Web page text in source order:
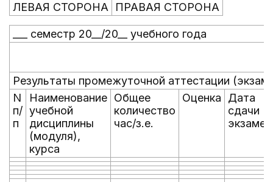
ЛЕВАЯ СТОРОНА
ПРАВАЯ СТОРОНА
___ семестр 20__/20__ учебного года
Результаты промежуточной аттестации
N
п/
п
Наименование
учебной
дисциплины
(модуля),
курса
Общее
количество
час/з.е.
Оценка
Дата
сдачи